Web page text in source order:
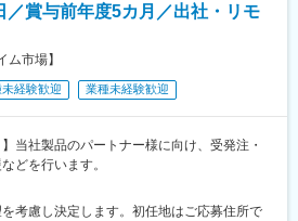
／賞与前年度5カ月／出社・リモ
市場】
経験歓迎 業種未経験歓迎
】当社製品のパートナー様に向け、受発注・
どを行います。
考慮し決定します。初任地はご応募住所で